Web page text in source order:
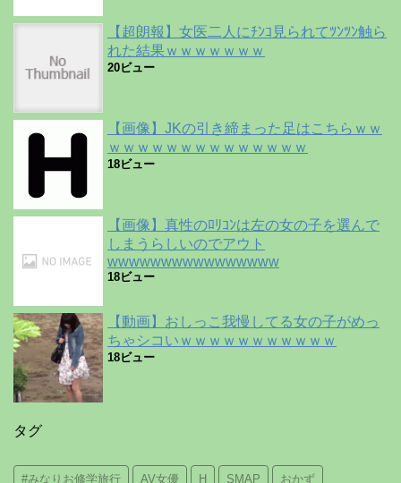
【超朗報】女医二人にﾁﾝｺ見られてﾂﾝﾂﾝ触ら
れた結果ｗｗｗｗｗｗｗ
20ビュー
【画像】JKの引き締まった足はこちらｗｗ
ｗｗｗｗｗｗｗｗｗｗｗｗｗｗ
18ビュー
【画像】真性のﾛﾘｺﾝは左の女の子を選んで
しまうらしいのでアウト
wwwwwwwwwwwwwwww
18ビュー
【動画】おしっこ我慢してる女の子がめっ
ちゃシコいｗｗｗｗｗｗｗｗｗｗｗ
18ビュー
タグ
#みなりお修学旅行 AV女優 H SMAP おかず